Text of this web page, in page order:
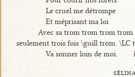
Le cruel me détrompe
Et méprisant ma loi
Avec sa trom trom trom trom
seulement trois fois \guill trom. \LC
Va sonner loin de moi.